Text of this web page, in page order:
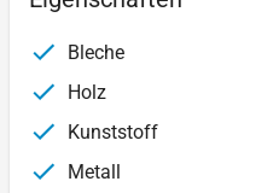
Bleche
Holz
Kunststoff
Metall